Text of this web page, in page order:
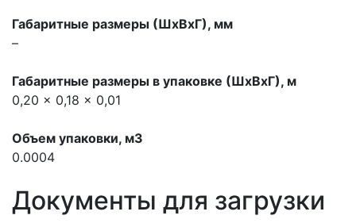
Габаритные размеры (ШхВхГ), мм
–
Габаритные размеры в упаковке (ШхВхГ), м
0,20 x 0,18 x 0,01
Объем упаковки, м3
0.0004
Документы для загрузки